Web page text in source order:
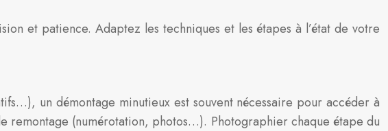
et patience. Adaptez les techniques et les étapes à l’état de votre
un démontage minutieux est souvent nécessaire pour accéder à
(numérotation, photos…). Photographier chaque étape du